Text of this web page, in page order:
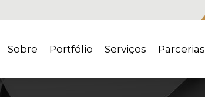
Sobre Portfólio Serviços Parcerias